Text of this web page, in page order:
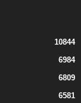
10844
6984
6809
6581